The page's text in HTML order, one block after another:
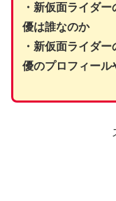
・新仮面ライダ
優は誰なのか
・新仮面ライダ
優のプロフィール